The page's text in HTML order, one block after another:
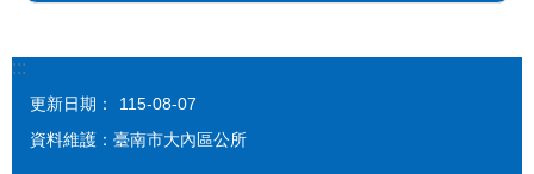
:::
更新日期：
115-08-07
資料維護：臺南市大內區公所